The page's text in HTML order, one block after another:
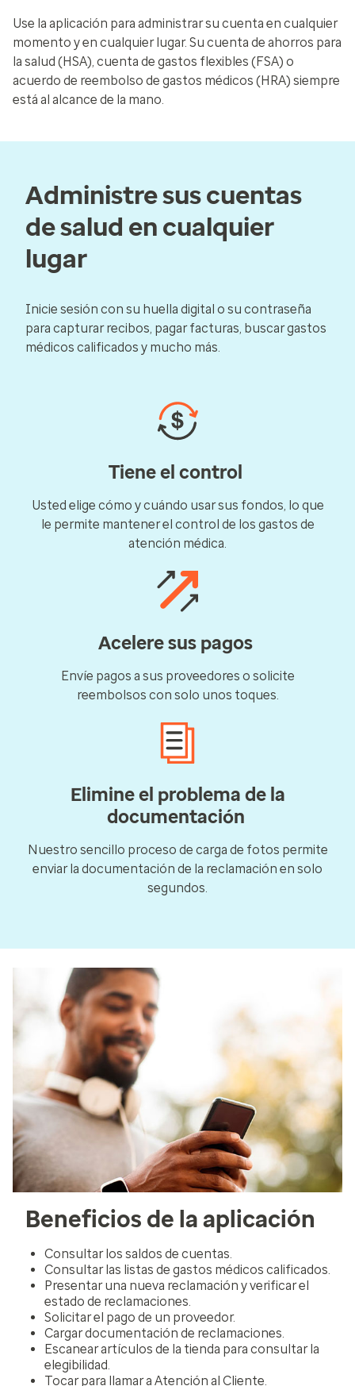
Use la aplicación para administrar su cuenta en cualquier
momento y en cualquier lugar. Su cuenta de ahorros para
la salud (HSA), cuenta de gastos flexibles (FSA) o
acuerdo de reembolso de gastos médicos (HRA) siempre
está al alcance de la mano.
Administre sus cuentas
de salud en cualquier
lugar
Inicie sesión con su huella digital o su contraseña
para capturar recibos, pagar facturas, buscar gastos
médicos calificados y mucho más.
Tiene el control
Usted elige cómo y cuándo usar sus fondos, lo que
le permite mantener el control de los gastos de
atención médica.
Acelere sus pagos
Envíe pagos a sus proveedores o solicite
reembolsos con solo unos toques.
Elimine el problema de la
documentación
Nuestro sencillo proceso de carga de fotos permite
enviar la documentación de la reclamación en solo
segundos.
Beneficios de la aplicación
Consultar los saldos de cuentas.
Consultar las listas de gastos médicos calificados.
Presentar una nueva reclamación y verificar el
estado de reclamaciones.
Solicitar el pago de un proveedor.
Cargar documentación de reclamaciones.
Escanear artículos de la tienda para consultar la
elegibilidad.
Tocar para llamar a Atención al Cliente.